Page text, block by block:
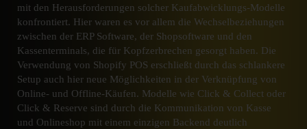
mit den Herausforderungen solcher Kaufabwicklungs-Modelle
konfrontiert. Hier waren es vor allem die Wechselbeziehungen
zwischen der ERP Software, der Shopsoftware und den
Kassenterminals, die für Kopfzerbrechen gesorgt haben. Die
Verwendung von Shopify POS erschließt durch das schlankere
Setup auch hier neue Möglichkeiten in der Verknüpfung von
Online- und Offline-Käufen. Modelle wie Click & Collect oder
Click & Reserve sind durch die Kommunikation von Kasse
und Onlineshop mit einem einzigen Backend deutlich